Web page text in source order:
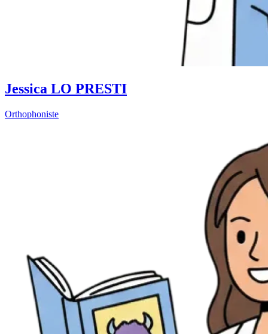
Jessica LO PRESTI
Orthophoniste